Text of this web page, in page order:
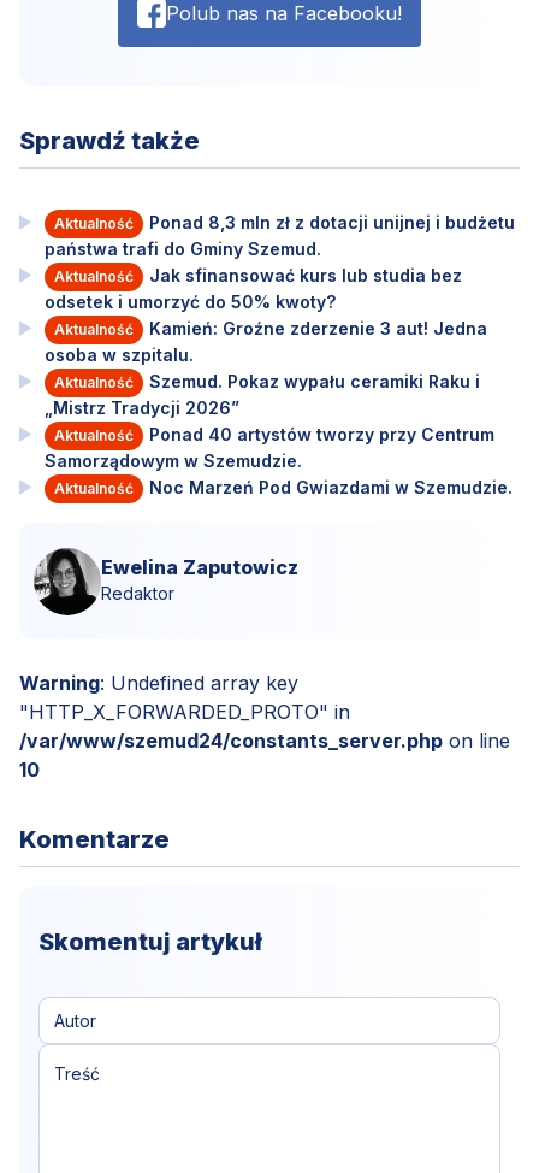
Polub nas na Facebooku!
Sprawdź także
Aktualność
Ponad 8,3 mln zł z dotacji unijnej i budżetu
państwa trafi do Gminy Szemud.
Aktualność
Jak sfinansować kurs lub studia bez
odsetek i umorzyć do 50% kwoty?
Aktualność
Kamień: Groźne zderzenie 3 aut! Jedna
osoba w szpitalu.
Aktualność
Szemud. Pokaz wypału ceramiki Raku i
„Mistrz Tradycji 2026”
Aktualność
Ponad 40 artystów tworzy przy Centrum
Samorządowym w Szemudzie.
Aktualność Noc Marzeń Pod Gwiazdami w Szemudzie.
Ewelina Zaputowicz
Redaktor
Warning: Undefined array key
"HTTP_X_FORWARDED_PROTO" in
/var/www/szemud24/constants_server.php on line
10
Komentarze
Skomentuj artykuł